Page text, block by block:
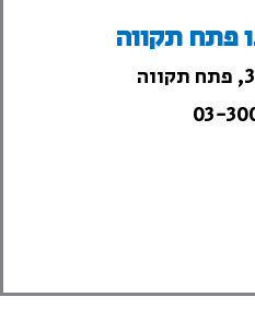
פתח תקווה
03-